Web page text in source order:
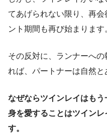
てあげられない限り、再
ント期間も再び始まります
その反対に、ランナーへ
れば、パートナーは自然と
なぜならツインレイはも
身を愛することはツイン
す。